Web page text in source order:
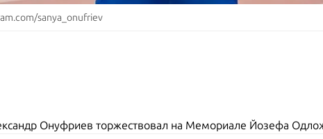
sanya_onufriev
Онуфриев торжествовал на Мемориале Йозефа